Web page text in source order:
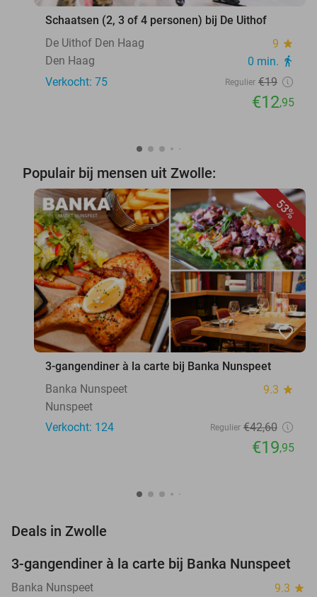
Schaatsen (2, 3 of 4 personen) bij De Uithof
De Uithof Den Haag
9 star
Den Haag 0 min. directions_walk
Verkocht: 75 Regulier €19
€12,95
Populair bij mensen uit Zwolle:
53%
favorite_border
3-gangendiner à la carte bij Banka Nunspeet
Banka Nunspeet
9.3 star
Nunspeet
Verkocht: 124
Regulier €42,60
€19,95
Deals in Zwolle
53%
3-gangendiner à la carte bij Banka Nunspeet
Banka Nunspeet 9.3 star